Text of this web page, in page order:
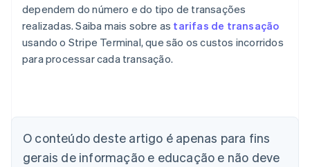
dependem do número e do tipo de transações
realizadas. Saiba mais sobre as tarifas de transação
usando o Stripe Terminal, que são os custos incorridos
para processar cada transação.
O conteúdo deste artigo é apenas para fins
gerais de informação e educação e não deve
Austrália
English
Áustria
DeutschEnglish